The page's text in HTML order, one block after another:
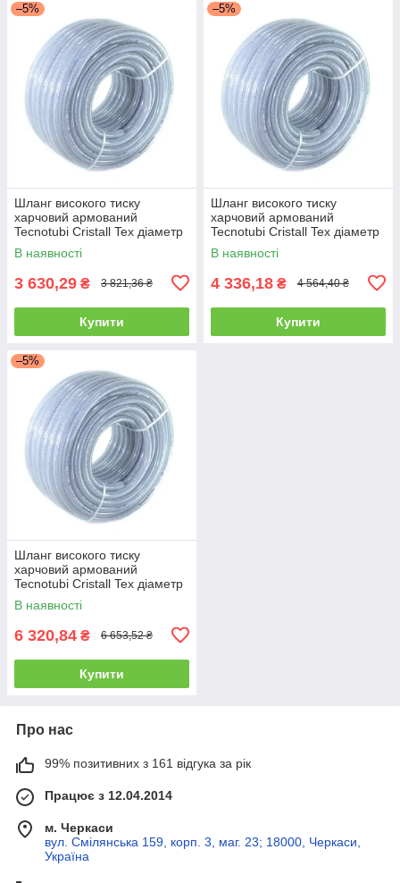
–5%
Шланг високого тиску
харчовий армований
Tecnotubi Cristall Tex діаметр
12 мм, довжина 50 м (CT 12)
В наявності
3 630,29 ₴ 3 821,36 ₴
Купити
–5%
Шланг високого тиску
харчовий армований
Tecnotubi Cristall Tex діаметр
15 мм, довжина 50 м (CT 15)
В наявності
4 336,18 ₴ 4 564,40 ₴
Купити
–5%
Шланг високого тиску
харчовий армований
Tecnotubi Cristall Tex діаметр
19 мм, довжина 50 м (CT 19)
В наявності
6 320,84 ₴ 6 653,52 ₴
Купити
Про нас
99% позитивних з 161 відгука за рік
Працює з 12.04.2014
м. Черкаси
вул. Смілянська 159, корп. 3, маг. 23; 18000, Черкаси,
Україна